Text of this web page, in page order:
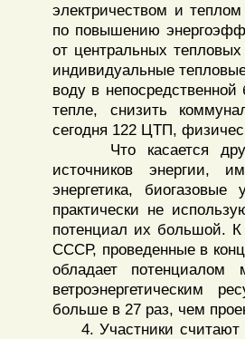
электричеством и
по повышению
от центральных
индивидуальные
воду в
тепле, снизить
сегодня 122 ЦТП,
Что касается
источников энергии,
энергетика,
практически не
потенциал их большой. К
СССР, проведенные в
обладает потенциалом
ветроэнергетическим
больше в 27 раз, чем
4. Участники считают